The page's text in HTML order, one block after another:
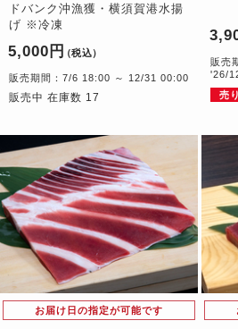
ドバンク沖漁獲・横須賀港水揚
げ ※冷凍
5,000円 （税込）
販売期間：7/6 18:00 ～ 12/31 00:00
販売中 在庫数 17
販売
'26/
売
お届け日の指定が可能です